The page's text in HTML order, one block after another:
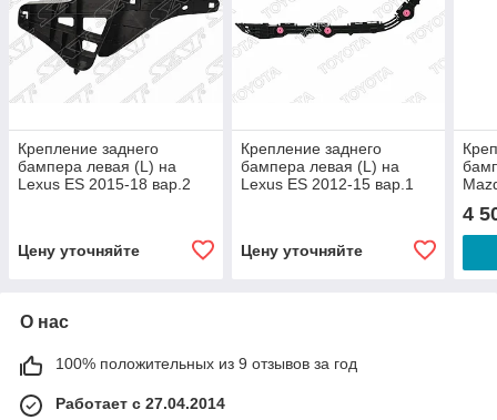
Крепление заднего
бампера левая (L) на
Lexus ES 2015-18 вар.2
Цену уточняйте
Крепление заднего
бампера левая (L) на
Lexus ES 2012-15 вар.1
Цену уточняйте
4
О нас
100% положительных из 9 отзывов за год
Работает с 27.04.2014